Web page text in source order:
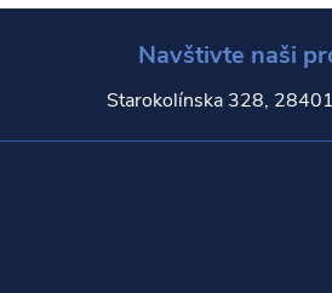
Navštivte naši
Starokolínska 328,